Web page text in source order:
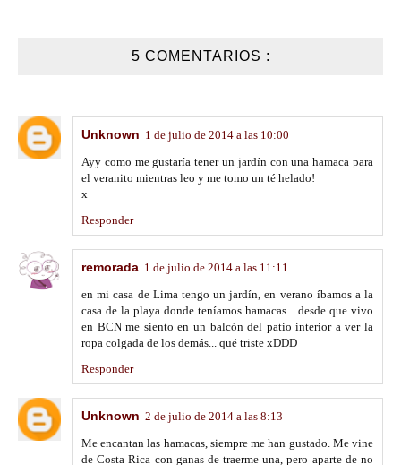
5 COMENTARIOS :
Unknown 1 de julio de 2014 a las 10:00
Ayy como me gustaría tener un jardín con una hamaca para
el veranito mientras leo y me tomo un té helado!
x
Responder
remorada 1 de julio de 2014 a las 11:11
en mi casa de Lima tengo un jardín, en verano íbamos a la
casa de la playa donde teníamos hamacas... desde que vivo
en BCN me siento en un balcón del patio interior a ver la
ropa colgada de los demás... qué triste xDDD
Responder
Unknown 2 de julio de 2014 a las 8:13
Me encantan las hamacas, siempre me han gustado. Me vine
de Costa Rica con ganas de traerme una, pero aparte de no